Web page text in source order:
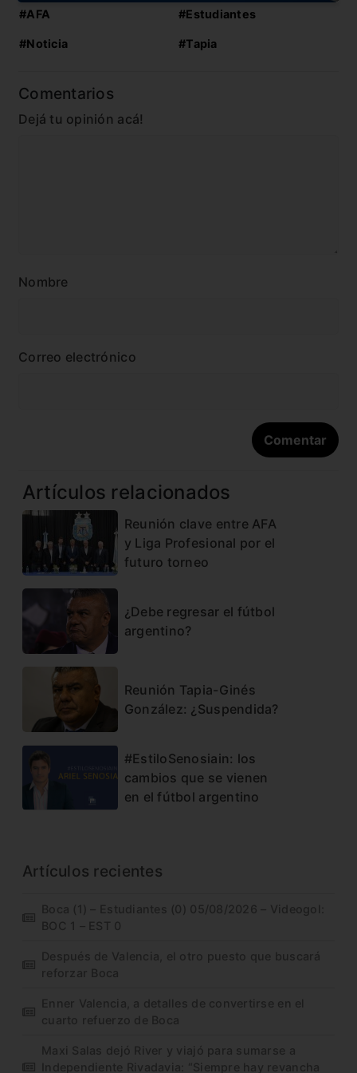
#AFA #Estudiantes
#Noticia #Tapia
Comentarios
Dejá tu opinión acá!
Nombre
Correo electrónico
Artículos relacionados
Reunión clave entre AFA
y Liga Profesional por el
futuro torneo
¿Debe regresar el fútbol
argentino?
Reunión Tapia-Ginés
González: ¿Suspendida?
#EstiloSenosiain: los
cambios que se vienen
en el fútbol argentino
Artículos recientes
Boca (1) – Estudiantes (0) 05/08/2026 – Videogol:
BOC 1 – EST 0
Después de Valencia, el otro puesto que buscará
reforzar Boca
Enner Valencia, a detalles de convertirse en el
cuarto refuerzo de Boca
Maxi Salas dejó River y viajó para sumarse a
Independiente Rivadavia: “Siempre hay revancha